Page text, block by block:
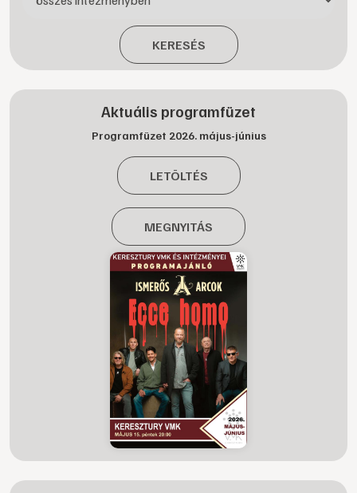
KERESÉS
Aktuális programfüzet
Programfüzet 2026. május-június
LETÖLTÉS
MEGNYITÁS